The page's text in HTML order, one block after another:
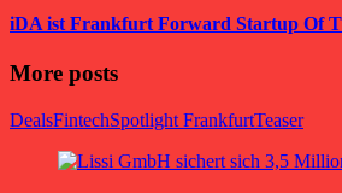
iDA ist Frankfurt Forward Startup Of
More posts
DealsFintechSpotlight FrankfurtTeaser